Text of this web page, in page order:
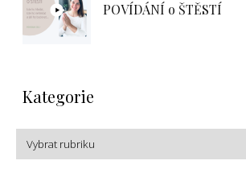
POVÍDÁNÍ o ŠTĚSTÍ
Kategorie